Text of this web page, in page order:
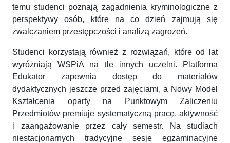
temu studenci poznają zagadnienia kryminologiczne z
perspektywy osób, które na co dzień zajmują się
zwalczaniem przestępczości i analizą zagrożeń.
Studenci korzystają również z rozwiązań, które od lat
wyróżniają WSPiA na tle innych uczelni. Platforma
Edukator zapewnia dostęp do materiałów
dydaktycznych jeszcze przed zajęciami, a Nowy Model
Kształcenia oparty na Punktowym Zaliczeniu
Przedmiotów premiuje systematyczną pracę, aktywność
i zaangażowanie przez cały semestr. Na studiach
niestacjonarnych tradycyjne sesje egzaminacyjne